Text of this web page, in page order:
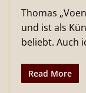
Thomas
und ist als
beliebt. Auch
Read More